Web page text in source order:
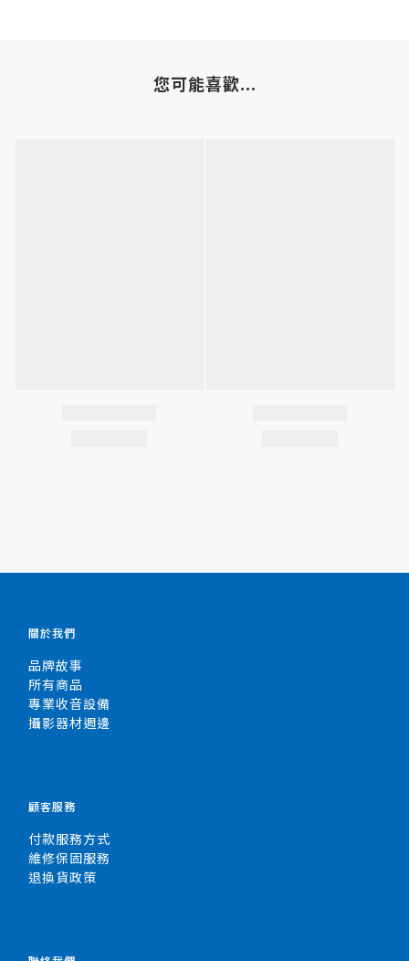
您可能喜歡...
關於我們
品牌故事
所有商品
專業收音設備
攝影器材週邊
顧客服務
付款服務方式
維修保固服務
退換貨政策